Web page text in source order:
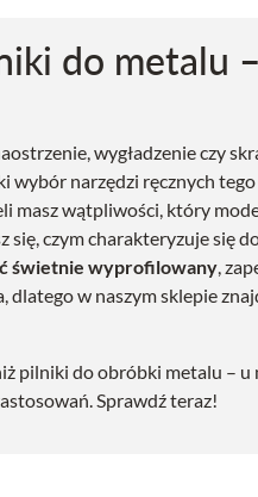
do metalu
wygładzenie czy
wybór narzędzi ręcznych
masz wątpliwości, który
się, czym charakteryzuje się
świetnie wyprofilowany,
w naszym sklepie
pilniki do obróbki metalu – u
Sprawdź teraz!